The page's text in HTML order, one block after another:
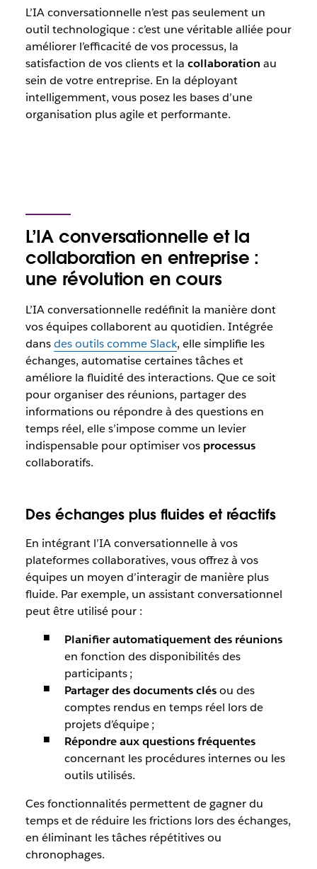
L’IA conversationnelle n’est pas seulement un
outil technologique : c’est une véritable alliée pour
améliorer l’efficacité de vos processus, la
satisfaction de vos clients et la collaboration au
sein de votre entreprise. En la déployant
intelligemment, vous posez les bases d’une
organisation plus agile et performante.
L’IA conversationnelle et la
collaboration en entreprise :
une révolution en cours
L’IA conversationnelle redéfinit la manière dont
vos équipes collaborent au quotidien. Intégrée
dansdes outils comme Slack, elle simplifie les
échanges, automatise certaines tâches et
améliore la fluidité des interactions. Que ce soit
pour organiser des réunions, partager des
informations ou répondre à des questions en
temps réel, elle s’impose comme un levier
indispensable pour optimiser vos processus
collaboratifs.
Des échanges plus fluides et réactifs
En intégrant l’IA conversationnelle à vos
plateformes collaboratives, vous offrez à vos
équipes un moyen d’interagir de manière plus
fluide. Par exemple, un assistant conversationnel
peut être utilisé pour :
Planifier automatiquement des réunions
en fonction des disponibilités des
participants ;
Partager des documents clésou des
comptes rendus en temps réel lors de
projets d’équipe ;
Répondre aux questions fréquentes
concernant les procédures internes ou les
outils utilisés.
Ces fonctionnalités permettent de gagner du
temps et de réduire les frictions lors des échanges,
en éliminant les tâches répétitives ou
chronophages.